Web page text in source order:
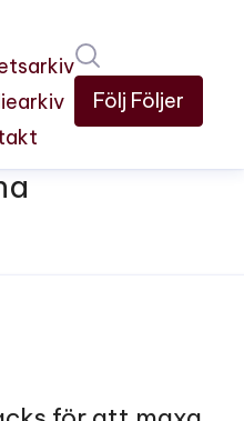
Följ Följer